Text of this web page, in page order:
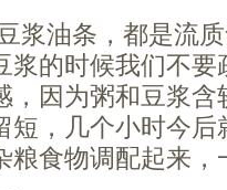
浆油条，都是流
浆的时候我们不要
，因为粥和豆浆
短，几个小时今
粮食物调配起来，